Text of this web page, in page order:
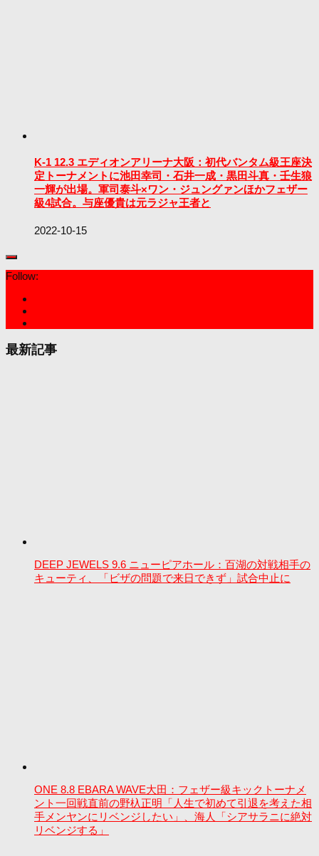
K-1 12.3 エディオンアリーナ大阪：初代バンタム級王座決
定トーナメントに池田幸司・石井一成・黒田斗真・壬生狼
一輝が出場。軍司泰斗×ワン・ジュングァンほかフェザー
級4試合。与座優貴は元ラジャ王者と
2022-10-15
Follow:
最新記事
DEEP JEWELS 9.6 ニューピアホール：百湖の対戦相手の
キューティ、「ビザの問題で来日できず」試合中止に
ONE 8.8 EBARA WAVE大田：フェザー級キックトーナメ
ント一回戦直前の野杁正明「人生で初めて引退を考えた相
手メンヤンにリベンジしたい」、海人「シアサラニに絶対
リベンジする」